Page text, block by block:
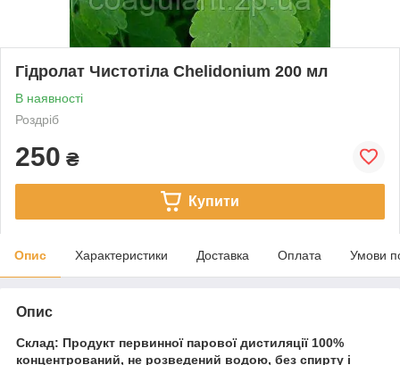
Гідролат Чистотіла Chelidonium 200 мл
В наявності
Роздріб
250 ₴
Купити
Опис Характеристики Доставка Оплата Умови
Опис
Склад: Продукт первинної парової дистиляції 100%
концентрований, не розведений водою, без спирту і